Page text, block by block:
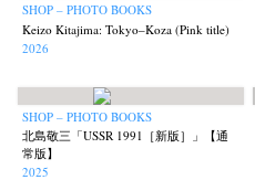
SHOP – PHOTO BOOKS
Keizo Kitajima: Tokyo–Koza (Pink title)
2026
SHOP – PHOTO BOOKS
北島敬三「USSR 1991［新版］」【通
常版】
2025